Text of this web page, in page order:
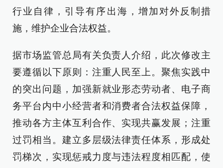
行业自律，引导有序出海，增加对外反制措
施，维护企业合法权益。
据市场监管总局有关负责人介绍，此次修改主
要遵循以下原则：注重人民至上。聚焦实践中
的突出问题，加强新就业形态劳动者、电子商
务平台内中小经营者和消费者合法权益保障，
推动各方主体互利合作、实现共赢发展；注重
过罚相当。建立多层级法律责任体系，形成处
罚梯次，实现惩戒力度与违法程度相匹配，使